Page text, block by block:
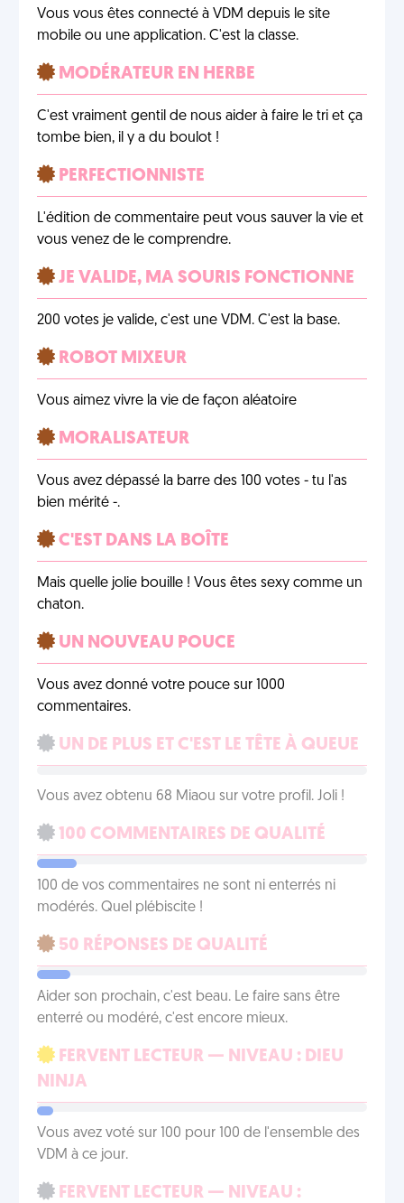
Vous vous êtes connecté à VDM depuis le site
mobile ou une application. C'est la classe.
MODÉRATEUR EN HERBE
C'est vraiment gentil de nous aider à faire le tri et ça
tombe bien, il y a du boulot !
PERFECTIONNISTE
L'édition de commentaire peut vous sauver la vie et
vous venez de le comprendre.
JE VALIDE, MA SOURIS FONCTIONNE
200 votes je valide, c'est une VDM. C'est la base.
ROBOT MIXEUR
Vous aimez vivre la vie de façon aléatoire
MORALISATEUR
Vous avez dépassé la barre des 100 votes - tu l'as
bien mérité -.
C'EST DANS LA BOÎTE
Mais quelle jolie bouille ! Vous êtes sexy comme un
chaton.
UN NOUVEAU POUCE
Vous avez donné votre pouce sur 1000
commentaires.
UN DE PLUS ET C'EST LE TÊTE À QUEUE
Vous avez obtenu 68 Miaou sur votre profil. Joli !
100 COMMENTAIRES DE QUALITÉ
100 de vos commentaires ne sont ni enterrés ni
modérés. Quel plébiscite !
50 RÉPONSES DE QUALITÉ
Aider son prochain, c'est beau. Le faire sans être
enterré ou modéré, c'est encore mieux.
FERVENT LECTEUR — NIVEAU : DIEU
NINJA
Vous avez voté sur 100 pour 100 de l'ensemble des
VDM à ce jour.
FERVENT LECTEUR — NIVEAU :